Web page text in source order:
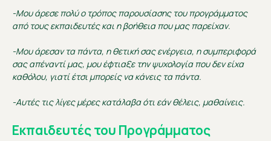
-Μου άρεσε πολύ ο τρόπος παρουσίασης του προγράμματος
από τους εκπαιδευτές και η βοήθεια που μας παρείχαν.
-Μου άρεσαν τα πάντα, η θετική σας ενέργεια, η συμπεριφορά
σας απέναντί μας, μου έφτιαξε την ψυχολογία που δεν είχα
καθόλου, γιατί έτσι μπορείς να κάνεις τα πάντα.
-Αυτές τις λίγες μέρες κατάλαβα ότι εάν θέλεις, μαθαίνεις.
Εκπαιδευτές του Προγράμματος